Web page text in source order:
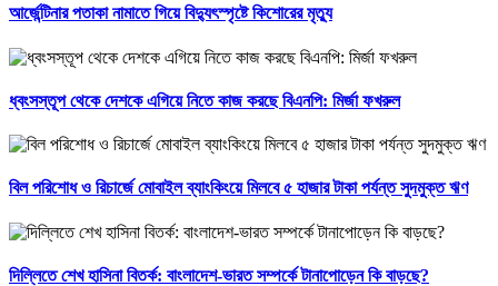
আর্জেন্টিনার পতাকা নামাতে গিয়ে বিদ্যুৎস্পৃষ্টে কিশোরের মৃত্যু
ধ্বংসস্তূপ থেকে দেশকে এগিয়ে নিতে কাজ করছে বিএনপি: মির্জা ফখরুল
বিল পরিশোধ ও রিচার্জে মোবাইল ব্যাংকিংয়ে মিলবে ৫ হাজার টাকা পর্যন্ত সুদমুক্ত ঋণ
দিল্লিতে শেখ হাসিনা বিতর্ক: বাংলাদেশ-ভারত সম্পর্কে টানাপোড়েন কি বাড়ছে?